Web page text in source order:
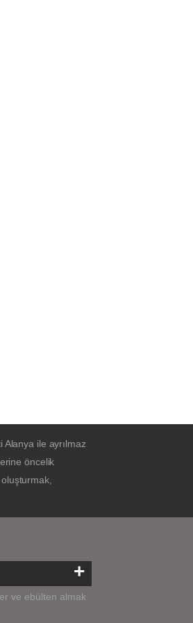
ile ayrılmaz
öncelik
+
ve ebülten almak